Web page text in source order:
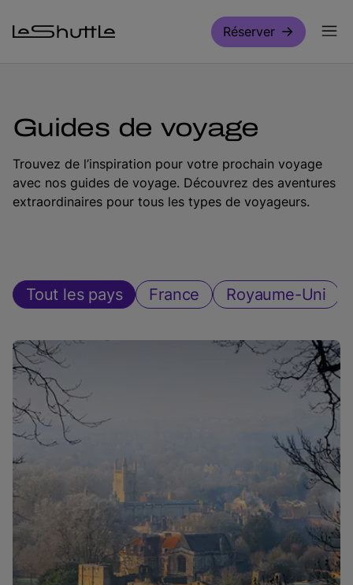
Réserver
Guides de voyage
Trouvez de l’inspiration pour votre prochain voyage
avec nos guides de voyage. Découvrez des aventures
extraordinaires pour tous les types de voyageurs.
Tout les pays France Royaume-Uni